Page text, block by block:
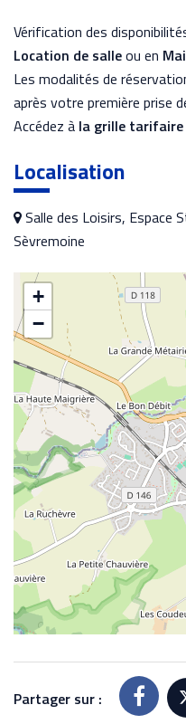
Vérification des
Location de salleou en
Les modalités de
après votre première prise
Accédez à la grille tarifaire
Localisation
Salle des Loisirs, Espace
Sèvremoine
+
−
Partager sur :